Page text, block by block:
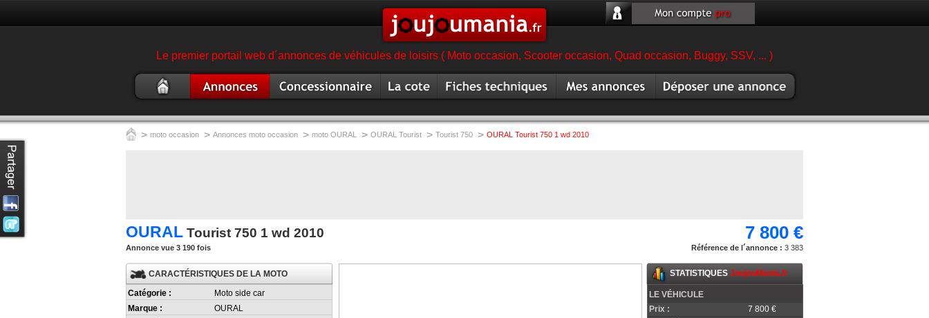
Le premier portail web d´annonces de véhicules de loisirs ( Moto occasion, Scooter occasion, Quad occasion, Buggy, SSV, ... )
occasion
garage magasin moto
occasion
> moto occasion > Annonces moto occasion > moto OURAL > OURAL Tourist > Tourist 750 > OURAL Tourist 750 1 wd 2010
OURAL Tourist 750 1 wd 2010 7 800 €
Annonce vue 3 190 fois Référence de l´annonce : 3 383
CARACTÉRISTIQUES DE LA MOTO
Catégorie :
Moto side car
Marque :
OURAL
STATISTIQUES JoujouMania.fr
LE VÉHICULE
Prix :
7 800 €